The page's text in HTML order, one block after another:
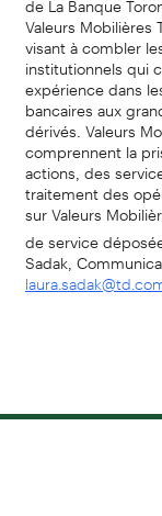
Valeurs
visant à combler
institutionnels qui
expérience dans
bancaires aux
dérivés. Valeurs
comprennent la
actions, des
traitement des
sur Valeurs
de service
Sadak,